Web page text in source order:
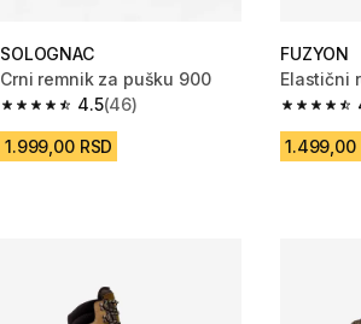
SOLOGNAC
Crni remnik za pušku 900
4.5
4.5 od 5 zvezdica from 46 Recenzije
(46)
1.999,00 RSD
FUZYON
Elastični
4.4 od 5
1.499,00